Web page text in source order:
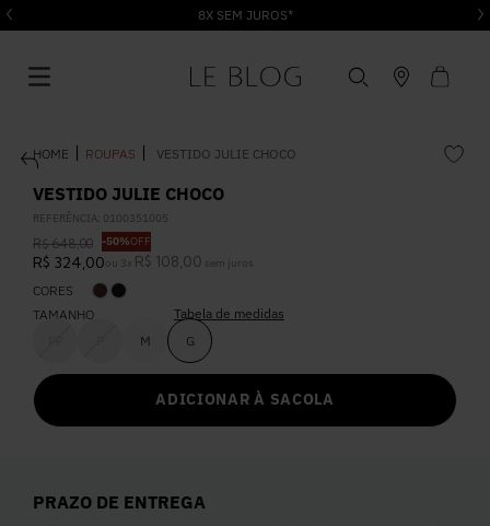
8X SEM JUROS*
ROUPAS VESTIDO JULIE CHOCO
VESTIDO JULIE CHOCO
REFERÊNCIA: 0100351005
R$ 648,00 -50%OFF
R$ 324,00 ou 3 x R$ 108 00 sem juros
CORES
TAMANHO
M G
Tabela de medidas
ADICIONAR À SACOLA
PRAZO DE ENTREGA
1º Vestido
2º
5º Calça